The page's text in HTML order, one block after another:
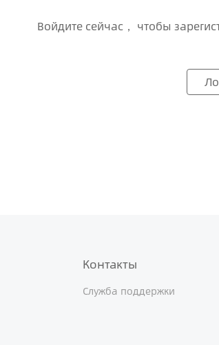
Войдите сейчас， чтобы
Контакты
Служба поддержки